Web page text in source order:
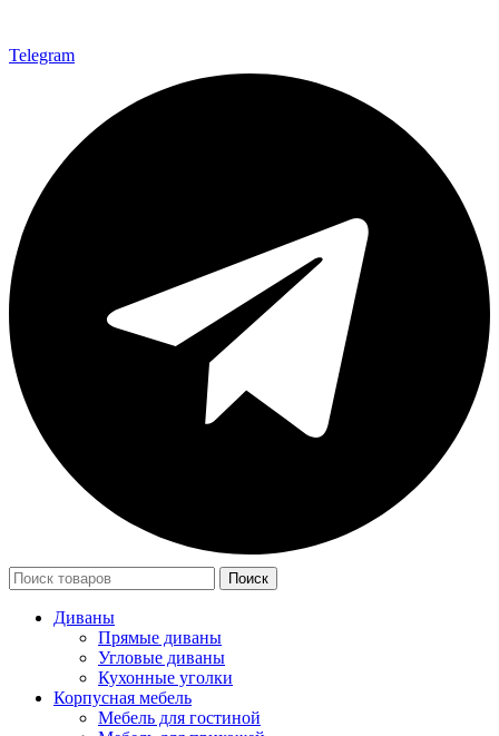
Telegram
Поиск
Диваны
Прямые диваны
Угловые диваны
Кухонные уголки
Корпусная мебель
Мебель для гостиной